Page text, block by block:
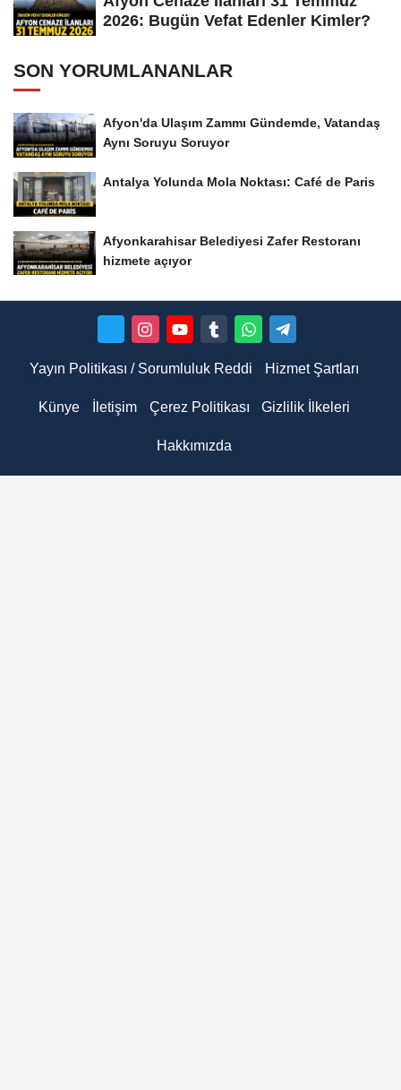
2026: Bugün Vefat Edenler Kimler?
SON YORUMLANANLAR
Afyon'da Ulaşım Zammı Gündemde, Vatandaş
Aynı Soruyu Soruyor
Antalya Yolunda Mola Noktası: Café de Paris
Afyonkarahisar Belediyesi Zafer Restoranı
hizmete açıyor
Yayın Politikası / Sorumluluk Reddi Hizmet Şartları
Künye İletişim Çerez Politikası Gizlilik İlkeleri
Hakkımızda